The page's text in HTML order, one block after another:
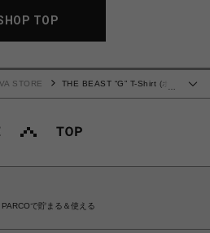
TOP
STORE
THE BEAST “G” T-Shirt (ホ
で貯まる＆使える